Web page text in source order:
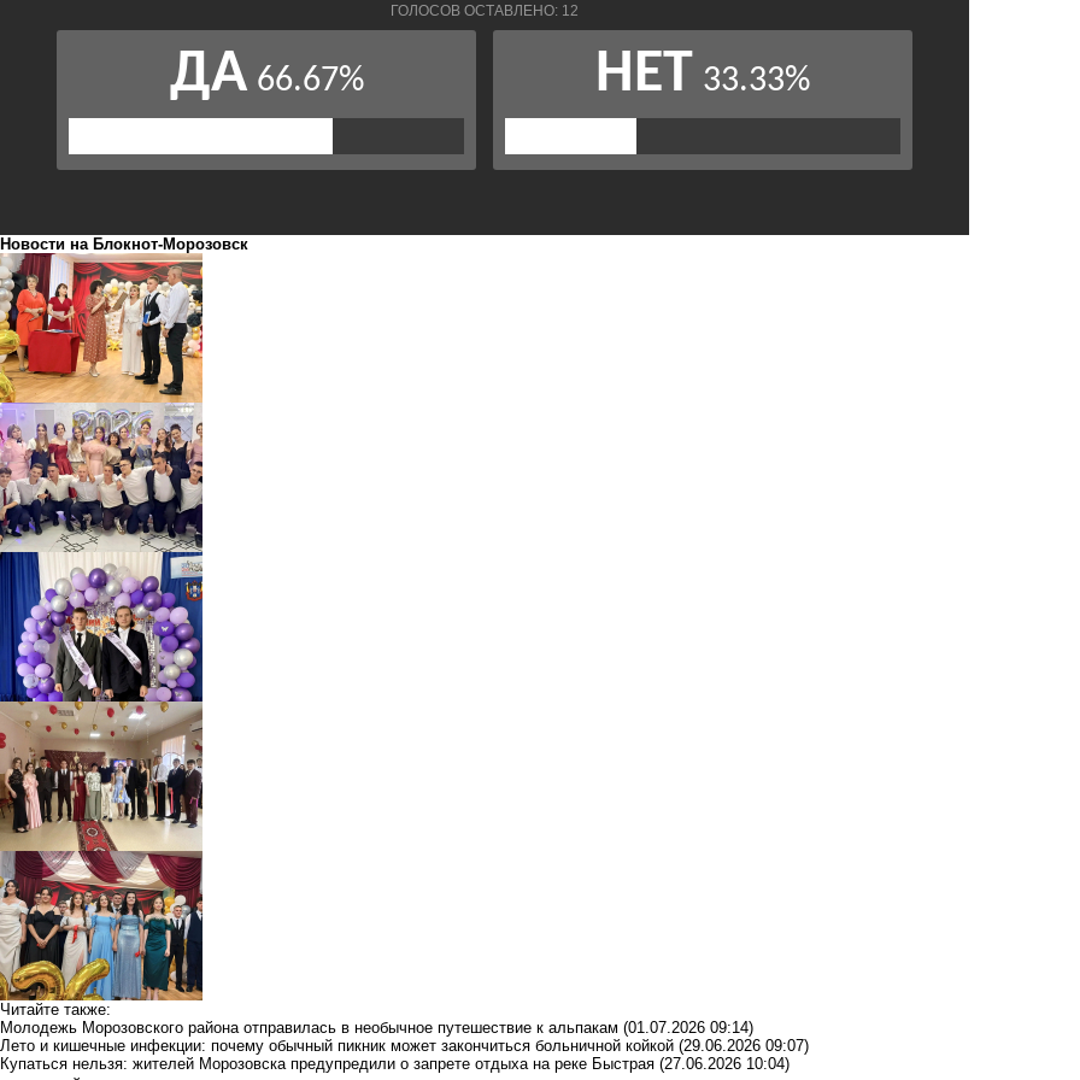
Новости на Блoкнoт-Морозовск
Читайте также:
Молодежь Морозовского района отправилась в необычное путешествие к альпакам (01.07.2026 09:14)
Лето и кишечные инфекции: почему обычный пикник может закончиться больничной койкой (29.06.2026 09:07)
Купаться нельзя: жителей Морозовска предупредили о запрете отдыха на реке Быстрая (27.06.2026 10:04)